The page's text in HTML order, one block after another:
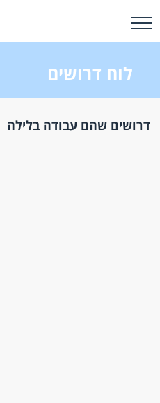
לוח דרושים
דרושים שהם עבודה בלילה